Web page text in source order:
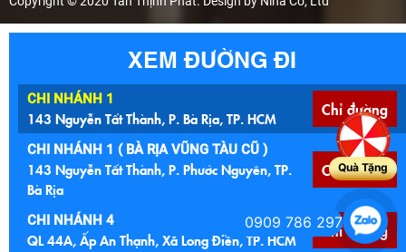
XEM ĐƯỜNG ĐI
CHI NHÁNH 1
143 Nguyễn Tất Thành, P. Bà Rịa, TP. HCM Chỉ đường
CHI NHÁNH 1 ( BÀ RỊA VŨNG TÀU CŨ )
143 Nguyễn Tất Thành, P. Phước Nguyên, TP.
Bà Rịa
Chỉ đường
CHI NHÁNH 4
QL 44A, Ấp An Thạnh, Xã Long Điền, TP. HCM Chỉ đường
Quà Tặng
0909 786 297